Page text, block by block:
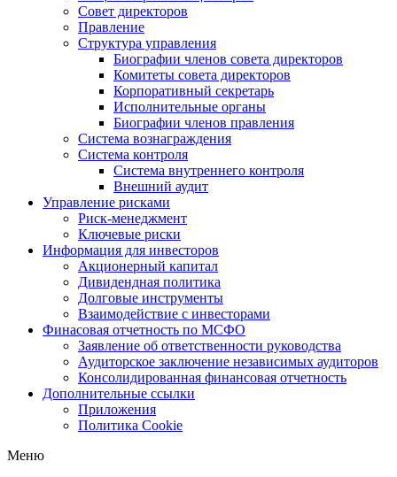
Совет директоров
Правление
Структура управления
Биографии членов совета директоров
Комитеты совета директоров
Корпоративный секретарь
Исполнительные органы
Биографии членов правления
Система вознаграждения
Система контроля
Система внутреннего контроля
Внешний аудит
Управление рисками
Риск-менеджмент
Ключевые риски
Информация для инвесторов
Акционерный капитал
Дивидендная политика
Долговые инструменты
Взаимодействие с инвеcторами
Финасовая отчетность по МСФО
Заявление об ответственности руководства
Аудиторское заключение независимых аудиторов
Консолидированная финансовая отчетность
Дополнительные ссылки
Приложения
Политика Cookie
Меню